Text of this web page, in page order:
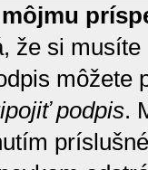
že si
môžete
podpis.